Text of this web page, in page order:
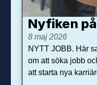
Nyfiken
8 maj 2026
NYTT JOBB. Här
om att söka jobb
att starta nya